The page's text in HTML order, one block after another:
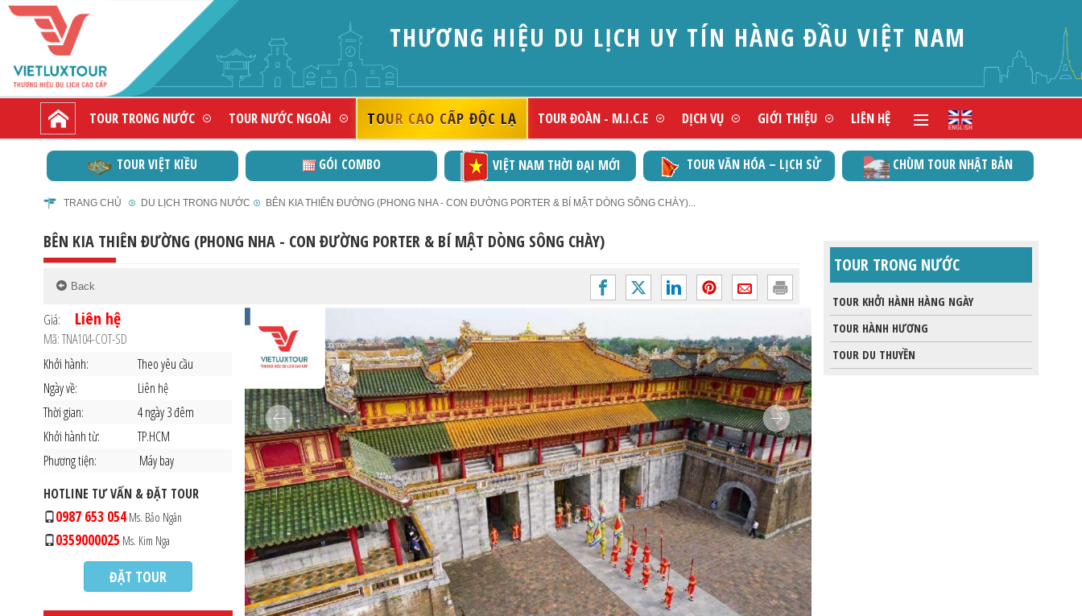
DOAN
TOUR TRONG NƯỚC TOUR NƯỚC NGOÀI TOUR CAO CẤP ĐỘC LẠ TOUR ĐOÀN - M.I.C.E DỊCH VỤ GIỚI THIỆU LIÊN HỆ
TOUR VIỆT KIỀU GÓI COMBO VIỆT NAM THỜI ĐẠI MỚI TOUR VĂN HÓA – LỊCH SỬ CHÙM TOUR NHẬT BẢN
TRANG CHỦ DU LỊCH TRONG NƯỚC BÊN KIA THIÊN ĐƯỜNG (PHONG NHA - CON ĐƯỜNG PORTER & BÍ MẬT DÒNG SÔNG CHÀY)...
BÊN KIA THIÊN ĐƯỜNG (PHONG NHA - CON ĐƯỜNG PORTER & BÍ MẬT DÒNG SÔNG CHÀY)
Giá: Liên hệ
Mã: TNA104-COT-SD
Khởi hành:
Theo yêu cầu
Ngày về:
Liên hệ
Thời gian:
4 ngày 3 đêm
Khởi hành từ:
TP.HCM
Phương tiện:
Máy bay
HOTLINE TƯ VẤN & ĐẶT TOUR
0987 653 054Ms. Bảo Ngân
0359000025 Ms. Kim Nga
ĐẶT TOUR
TOUR TRONG NƯỚC
TOUR KHỞI HÀNH HÀNG NGÀY
TOUR HÀNH HƯƠNG
TOUR DU THUYỀN